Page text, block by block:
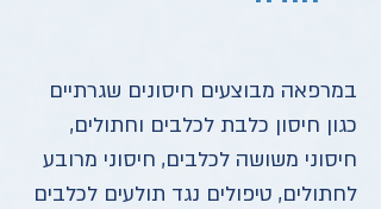
במרפאה מבוצעים חיסונים שגרתיים
כגון חיסון כלבת לכלבים וחתולים,
חיסוני משושה לכלבים, חיסוני מרובע
לחתולים, טיפולים נגד תולעים לכלבים